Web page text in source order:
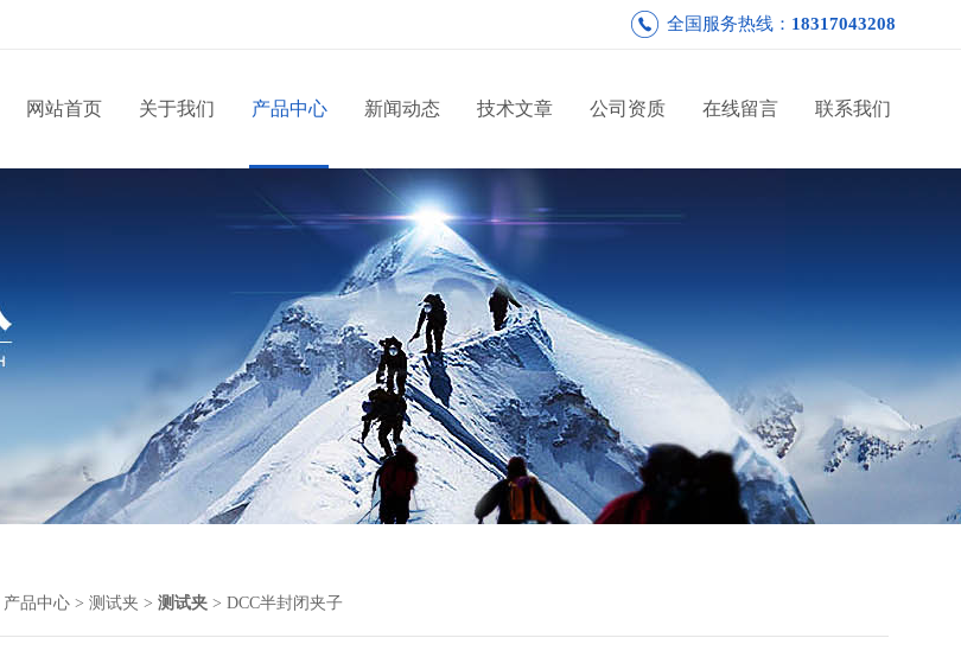
全国服务热线： 18317043208
网站首页 关于我们 产品中心 新闻动态 技术文章 公司资质 在线留言 联系我们
产品中心 > 测试夹 > 测试夹 > DCC半封闭夹子